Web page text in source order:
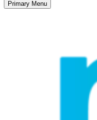
Primary Menu